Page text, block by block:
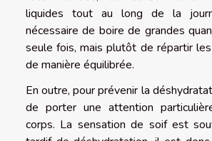
liquides tout au long de la
nécessaire de boire de grandes
seule fois, mais plutôt de répartir
de manière équilibrée.
En outre, pour prévenir la
de porter une attention
corps. La sensation de soif est